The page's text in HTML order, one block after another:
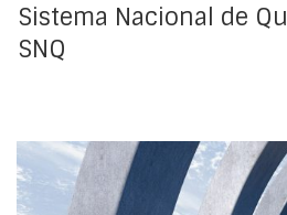
Sistema Nacional de
SNQ